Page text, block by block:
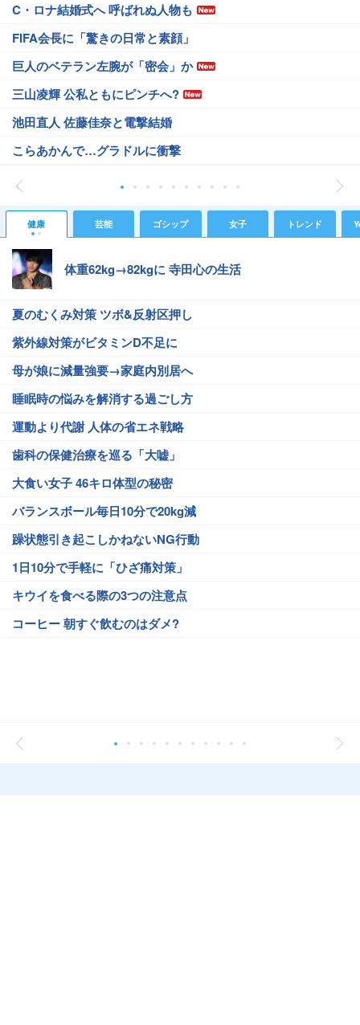
C・ロナ結婚式へ 呼ばれぬ人物も
FIFA会長に「驚きの日常と素顔」
巨人のベテラン左腕が「密会」か
三山凌輝 公私ともにピンチへ?
池田直人 佐藤佳奈と電撃結婚
こらあかんで…グラドルに衝撃
健康 芸能 ゴシップ 女子 トレンド
体重62kg→82kgに 寺田心の生活
夏のむくみ対策 ツボ&反射区押し
紫外線対策がビタミンD不足に
母が娘に減量強要→家庭内別居へ
睡眠時の悩みを解消する過ごし方
運動より代謝 人体の省エネ戦略
歯科の保健治療を巡る「大嘘」
大食い女子 46キロ体型の秘密
バランスボール毎日10分で20kg減
躁状態引き起こしかねないNG行動
1日10分で手軽に「ひざ痛対策」
キウイを食べる際の3つの注意点
コーヒー 朝すぐ飲むのはダメ?